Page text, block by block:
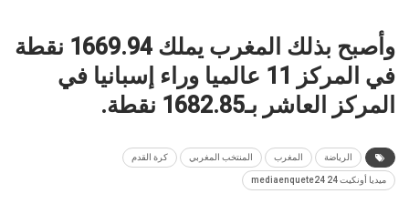
وأصبح بذلك المغرب يملك 1669.94 نقطة
في المركز 11 عالميا وراء إسبانيا في
المركز العاشر بـ1682.85 نقطة.
الرياضة المغرب المنتخب المغربي كرة القدم
ميديا أونكيت 24 mediaenquete24